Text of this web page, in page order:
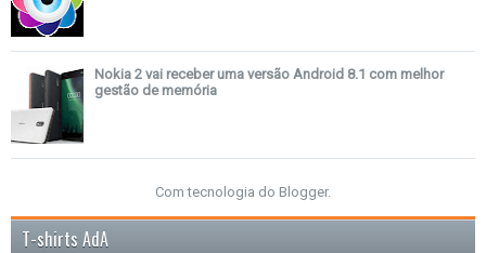
Nokia 2 vai receber uma versão Android 8.1 com melhor
gestão de memória
Com tecnologia do Blogger.
T-shirts AdA